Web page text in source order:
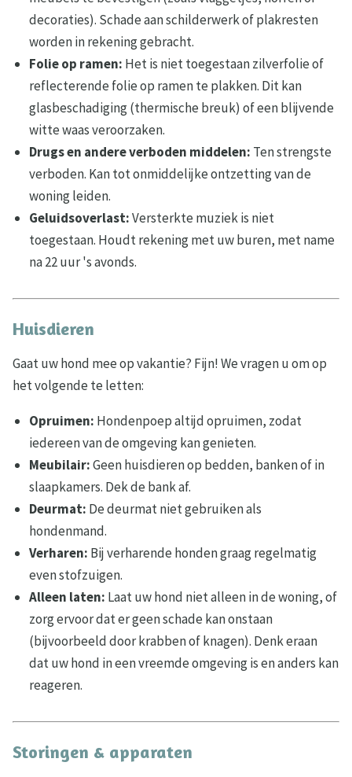
decoraties). Schade aan schilderwerk of plakresten
worden in rekening gebracht.
Folie op ramen: Het is niet toegestaan zilverfolie of
reflecterende folie op ramen te plakken. Dit kan
glasbeschadiging (thermische breuk) of een blijvende
witte waas veroorzaken.
Drugs en andere verboden middelen: Ten strengste
verboden. Kan tot onmiddelijke ontzetting van de
woning leiden.
Geluidsoverlast:Versterkte muziek is niet
toegestaan. Houdt rekening met uw buren, met name
na 22 uur 's avonds.
Huisdieren
Gaat uw hond mee op vakantie? Fijn! We vragen u om op
het volgende te letten:
Opruimen: Hondenpoep altijd opruimen, zodat
iedereen van de omgeving kan genieten.
Meubilair:Geen huisdieren op bedden, banken of in
slaapkamers. Dek de bank af.
Deurmat: De deurmat niet gebruiken als
hondenmand.
Verharen: Bij verharende honden graag regelmatig
even stofzuigen.
Alleen laten: Laat uw hond niet alleen in de woning, of
zorg ervoor dat er geen schade kan onstaan
(bijvoorbeeld door krabben of knagen). Denk eraan
dat uw hond in een vreemde omgeving is en anders kan
reageren.
Storingen & apparaten